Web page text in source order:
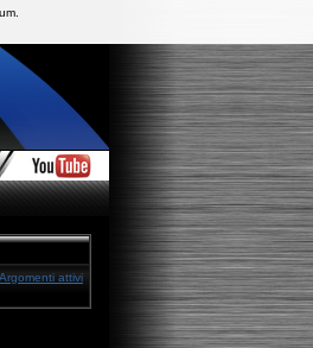
Argomenti attivi